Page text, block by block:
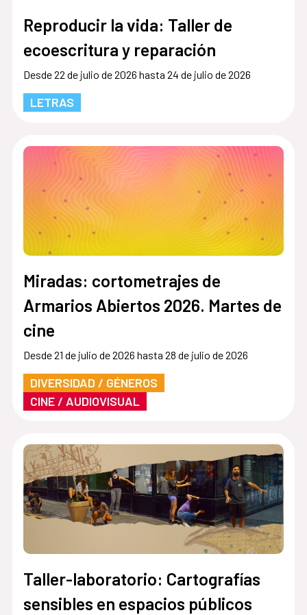
Reproducir la vida: Taller de
ecoescritura y reparación
Desde 22 de julio de 2026 hasta 24 de julio de 2026
LETRAS
Miradas: cortometrajes de
Armarios Abiertos 2026. Martes de
cine
Desde 21 de julio de 2026 hasta 28 de julio de 2026
DIVERSIDAD / GÉNEROS
CINE / AUDIOVISUAL
Taller-laboratorio: Cartografías
sensibles en espacios públicos